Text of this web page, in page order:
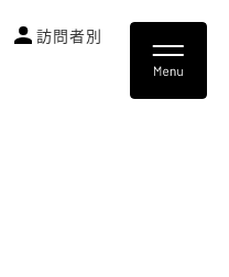
訪問者別